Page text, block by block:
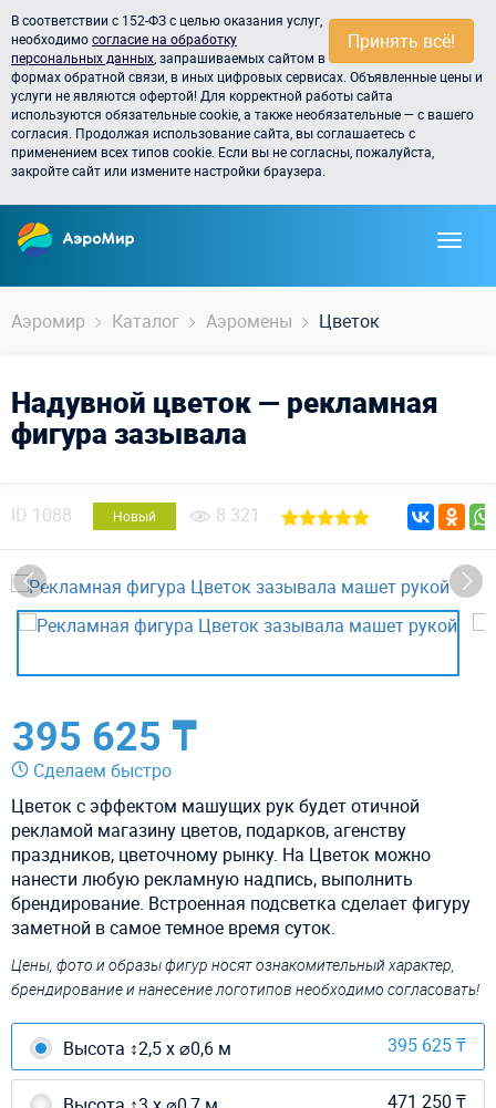
Принять всё!
В соответствии с 152-ФЗ с целью оказания услуг,
необходимосогласие на обработку
персональных данных , запрашиваемых сайтом в
формах обратной связи, в иных цифровых сервисах. Объявленные цены и
услуги не являются офертой! Для корректной работы сайта
используются обязательные cookie, а также необязательные — с вашего
согласия. Продолжая использование сайта, вы соглашаетесь с
применением всех типов cookie. Если вы не согласны, пожалуйста,
закройте сайт или измените настройки браузера.
Аэромир Каталог Аэромены Цветок
Надувной цветок — рекламная
фигура зазывала
ID 1088 Новый 8 321
395 625 ₸
Сделаем быстро
Цветок с эффектом машущих рук будет отичной
рекламой магазину цветов, подарков, агенству
праздников, цветочному рынку. На Цветок можно
нанести любую рекламную надпись, выполнить
брендирование. Встроенная подсветка сделает фигуру
заметной в самое темное время суток.
Цены, фото и образы фигур носят ознакомительный характер,
брендирование и нанесение логотипов необходимо согласовать!
Высота ↕2,5 х ⌀0,6 м 395 625 ₸
471 250 ₸